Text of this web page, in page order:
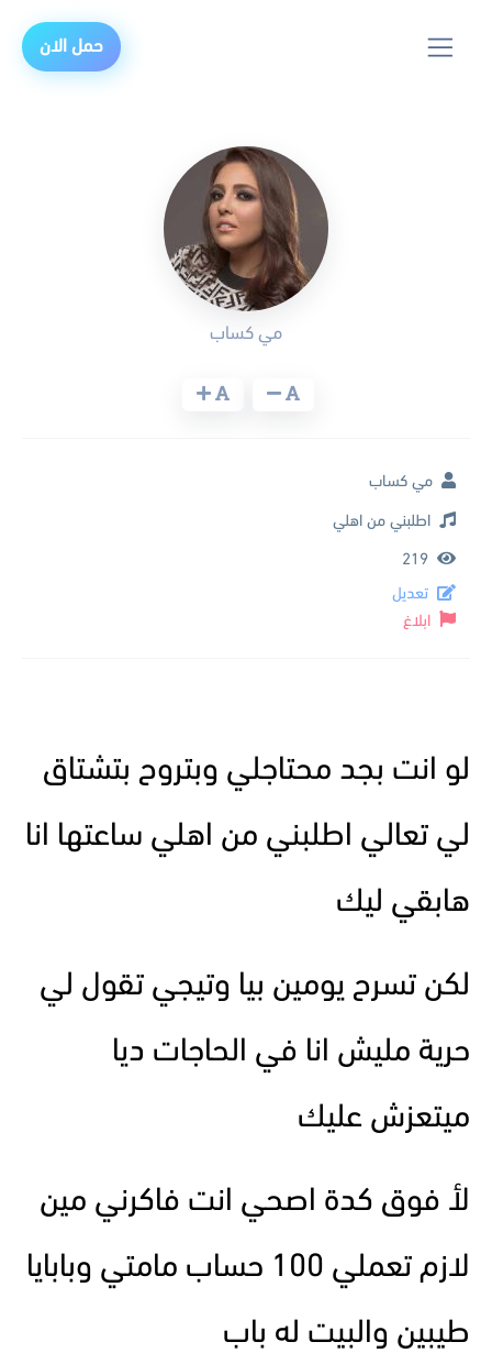
حمل الان
لو انت بجد محتاجلي وبتروح بتشتاق
لي تعالي اطلبني من اهلي ساعتها انا
هابقي ليك
لكن تسرح يومين بيا وتيجي تقول لي
حرية مليش انا في الحاجات ديا
ميتعزش عليك
لأ فوق كدة اصحي انت فاكرني مين
لازم تعملي 100 حساب مامتي وبابايا
طيبين والبيت له باب
مي كساب
مي كساب
اطلبني من اهلي
219
تعديل
ابلاغ